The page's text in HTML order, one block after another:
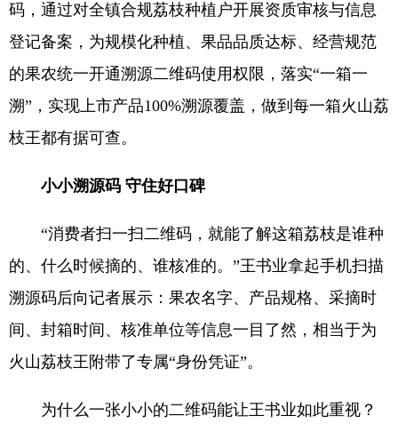
码，通过对全镇合规荔枝种植户开展资质审核与信息
登记备案，为规模化种植、果品品质达标、经营规范
的果农统一开通溯源二维码使用权限，落实“一箱一
溯”，实现上市产品100%溯源覆盖，做到每一箱火山荔
枝王都有据可查。
小小溯源码 守住好口碑
“消费者扫一扫二维码，就能了解这箱荔枝是谁种
的、什么时候摘的、谁核准的。”王书业拿起手机扫描
溯源码后向记者展示：果农名字、产品规格、采摘时
间、封箱时间、核准单位等信息一目了然，相当于为
火山荔枝王附带了专属“身份凭证”。
为什么一张小小的二维码能让王书业如此重视？